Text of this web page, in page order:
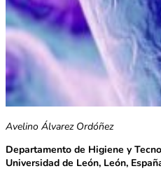
Avelino Álvarez Ordóñez
Departamento de Higiene y
Universidad de León, León,